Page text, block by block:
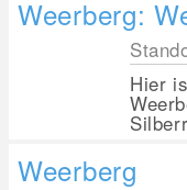
Weerberg:
Hier
Weerberg